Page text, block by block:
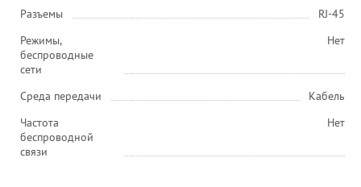
Разъемы
RJ-45
Режимы,
беспроводные
сети
Нет
Среда передачи
Кабель
Частота
беспроводной
связи
Нет